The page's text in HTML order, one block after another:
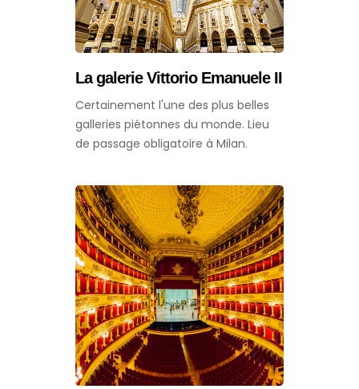
La galerie Vittorio Emanuele II
Certainement l'une des plus belles
galleries piétonnes du monde. Lieu
de passage obligatoire à Milan.